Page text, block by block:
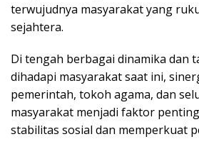
terwujudnya masyarakat yang
sejahtera.
Di tengah berbagai dinamika dan
dihadapi masyarakat saat ini,
pemerintah, tokoh agama, dan
masyarakat menjadi faktor
stabilitas sosial dan memperkuat